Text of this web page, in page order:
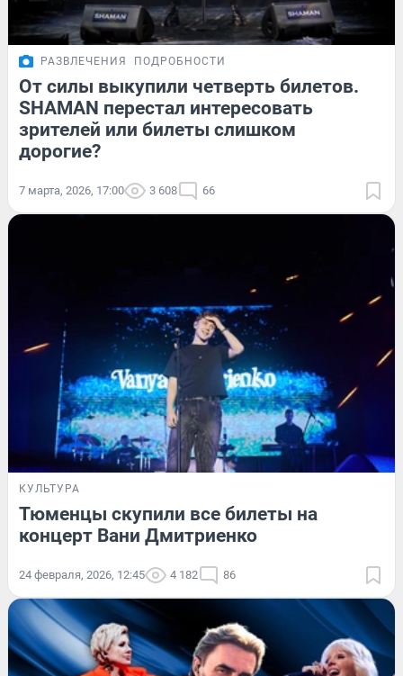
РАЗВЛЕЧЕНИЯ ПОДРОБНОСТИ
От силы выкупили четверть билетов.
SHAMAN перестал интересовать
зрителей или билеты слишком
дорогие?
7 марта, 2026, 17:00 3 608 66
КУЛЬТУРА
Тюменцы скупили все билеты на
концерт Вани Дмитриенко
24 февраля, 2026, 12:45 4 182 86